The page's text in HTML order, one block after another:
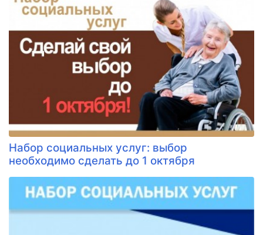
Набор социальных услуг: выбор
необходимо сделать до 1 октября